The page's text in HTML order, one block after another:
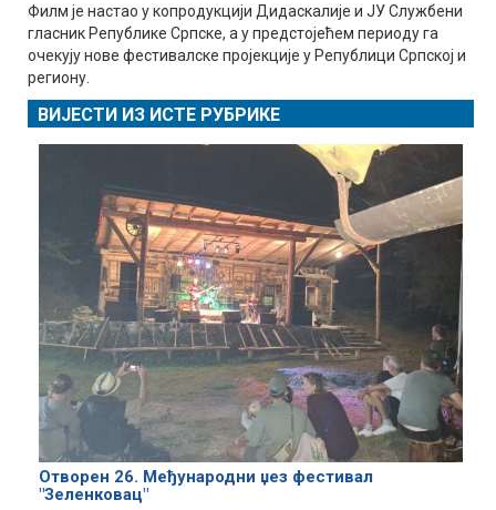
Филм је настао у копродукцији Дидаскалије и ЈУ Службени
гласник Републике Српске, а у предстојећем периоду га
очекују нове фестивалске пројекције у Републици Српској и
региону.
ВИЈЕСТИ ИЗ ИСТЕ РУБРИКЕ
Отворен 26. Међународни џез фестивал
"Зеленковац"